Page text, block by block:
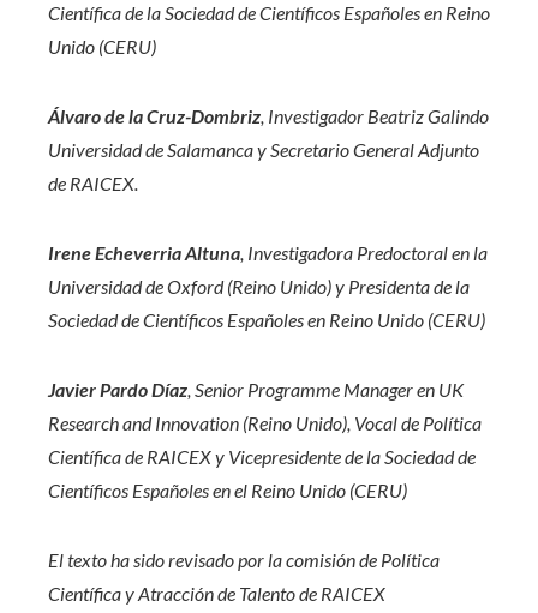
Científica de la Sociedad de Científicos Españoles en Reino
Unido (CERU)
Álvaro de la Cruz-Dombriz, Investigador Beatriz Galindo
Universidad de Salamanca y Secretario General Adjunto
de RAICEX.
Irene Echeverria Altuna, Investigadora Predoctoral en la
Universidad de Oxford (Reino Unido) y Presidenta de la
Sociedad de Científicos Españoles en Reino Unido (CERU)
Javier Pardo Díaz, Senior Programme Manager en UK
Research and Innovation (Reino Unido), Vocal de Política
Científica de RAICEX y Vicepresidente de la Sociedad de
Científicos Españoles en el Reino Unido (CERU)
El texto ha sido revisado por la comisión de Política
Científica y Atracción de Talento de RAICEX